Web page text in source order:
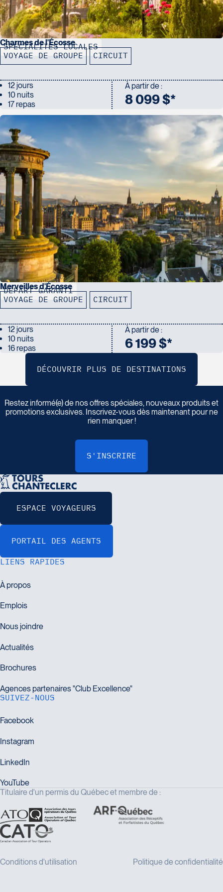
SPÉCIALITÉS LOCALES
Charmes de l'Écosse
VOYAGE DE GROUPE CIRCUIT
12 jours
10 nuits
17 repas
À partir de :
8 099 $*
DÉPART GARANTI
Merveilles d'Écosse
VOYAGE DE GROUPE CIRCUIT
12 jours
10 nuits
16 repas
À partir de :
6 199 $*
Insc ivez vous à n o tre inf lettre
Restez informé(e) de nos offres spéciales, nouveaux produits et
promotions exclusives. Inscrivez-vous dès maintenant pour ne
rien manquer !
LIENS RAPIDES
SUIVEZ-NOUS
Titulaire d'un permis du Québec et membre de :